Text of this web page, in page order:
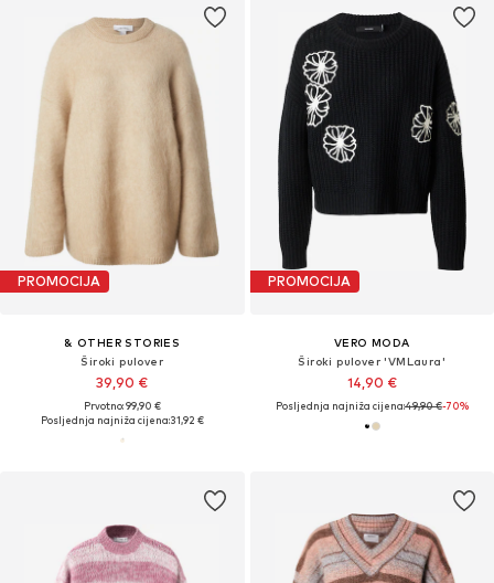
PROMOCIJA
& OTHER STORIES
Široki pulover
39,90 €
Prvotno: 99,90 €
Posljednja najniža cijena:31,92 €
PROMOCIJA
VERO MODA
Široki pulover 'VMLaura'
14,90 €
Posljednja najniža cijena:49,90 €-70%